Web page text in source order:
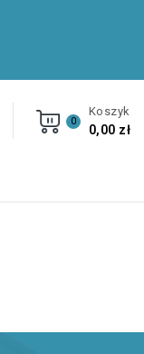
0
Koszyk
0,00 zł